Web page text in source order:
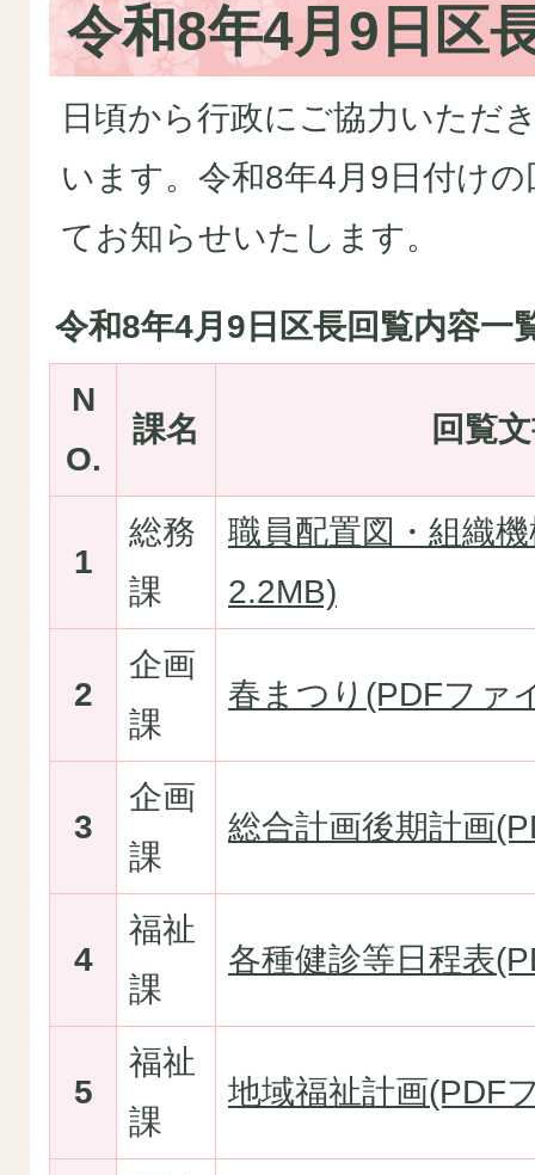
令和8年4月9日区
日頃から行政にご協力いただ
います。令和8年4月9日付け
てお知らせいたします。
令和8年4月9日区長回覧内容一
N
O.
課名 回覧
1
総務
課
職員配置図・組織
2.2MB)
2
企画
課
春まつり(PDFファ
3
企画
課
総合計画後期計画
4
福祉
課
各種健診等日程表
5
福祉
課
地域福祉計画(PDF